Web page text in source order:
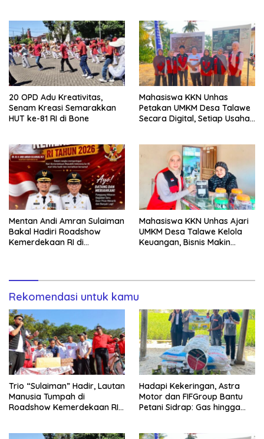
20 OPD Adu Kreativitas,
Senam Kreasi Semarakkan
HUT ke-81 RI di Bone
Mahasiswa KKN Unhas
Petakan UMKM Desa Talawe
Secara Digital, Setiap Usaha
Mentan Andi Amran Sulaiman
Bakal Hadiri Roadshow
Kemerdekaan RI di
Mahasiswa KKN Unhas Ajari
UMKM Desa Talawe Kelola
Keuangan, Bisnis Makin
Rekomendasi untuk kamu
Trio “Sulaiman” Hadir, Lautan
Manusia Tumpah di
Roadshow Kemerdekaan RI
Hadapi Kekeringan, Astra
Motor dan FIFGroup Bantu
Petani Sidrap: Gas hingga